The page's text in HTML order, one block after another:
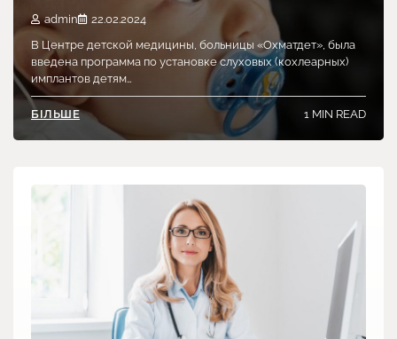
admin
22.02.2024
В Центре детской медицины, больницы «Охматдет», была
введена программа по установке слуховых (кохлеарных)
имплантов детям…
БІЛЬШЕ 1 MIN READ